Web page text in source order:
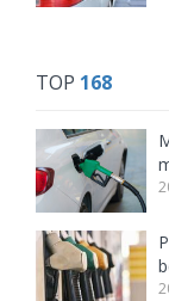
TOP 168